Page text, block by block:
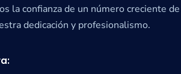
la confianza de un número creciente de
dedicación y profesionalismo.